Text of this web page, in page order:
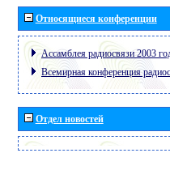
Относящиеся конференции
Ассамблея радиосвязи 2003
Всемирная конференция
Отдел новостей